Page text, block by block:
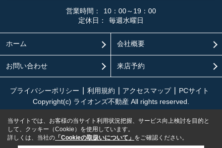
営業時間：
10：00～19：00
定休日：
毎週水曜日
ホーム 会社概要
お問い合わせ 来店予約
プライバシーポリシー 利用規約 アクセスマップ
PCサイト
Copyright(c) ライオンズ不動産 All rights reserved.
当サイトでは、お客様の当サイト利用状況把握、サービス向上検討を目的と
して、クッキー（Cookie）を使用しています。
詳しくは、当社の 「Cookieの取扱いについて」 をご確認ください。